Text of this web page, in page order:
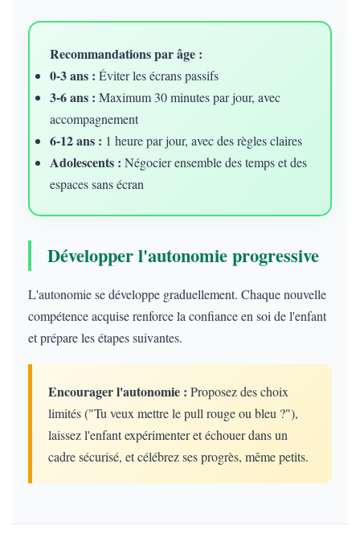
Recommandations par âge :
0-3 ans : Éviter les écrans passifs
3-6 ans : Maximum 30 minutes par jour, avec
accompagnement
6-12 ans : 1 heure par jour, avec des règles claires
Adolescents : Négocier ensemble des temps et des
espaces sans écran
Développer l'autonomie progressive
L'autonomie se développe graduellement. Chaque nouvelle
compétence acquise renforce la confiance en soi de l'enfant
et prépare les étapes suivantes.
Encourager l'autonomie : Proposez des choix
limités ("Tu veux mettre le pull rouge ou bleu ?"),
laissez l'enfant expérimenter et échouer dans un
cadre sécurisé, et célébrez ses progrès, même petits.